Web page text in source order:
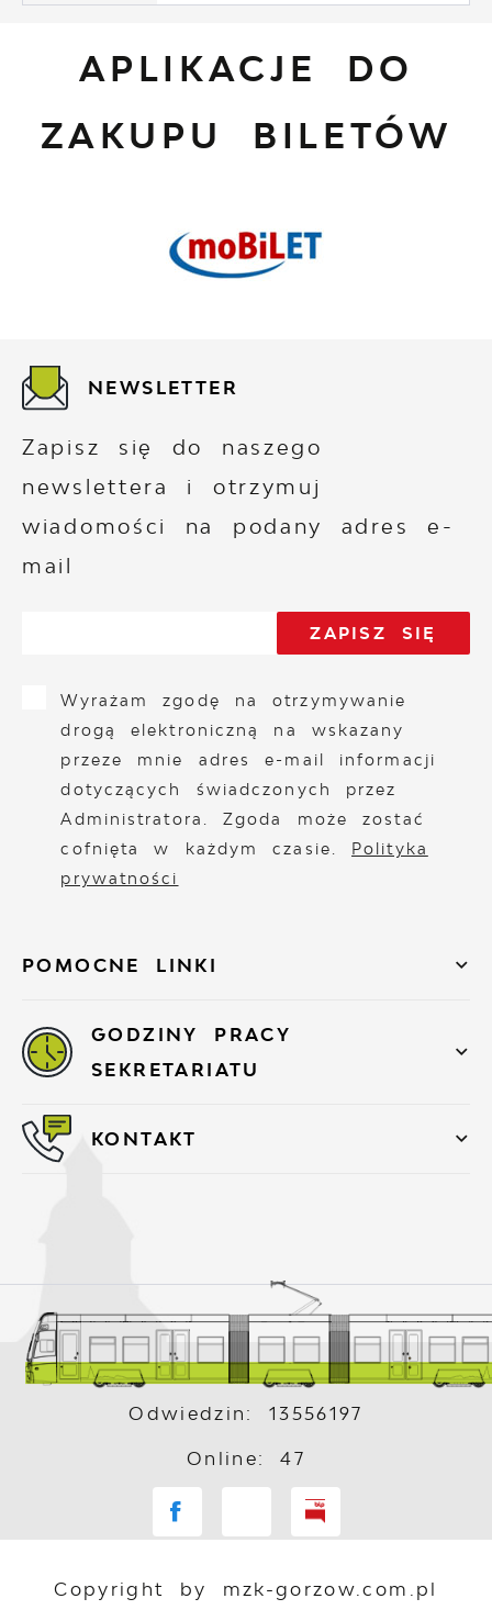
APLIKACJE DO
ZAKUPU BILETÓW
POMOCNE LINKI
NEWSLETTER
Zapisz się do naszego
newslettera i otrzymuj
wiadomości na podany adres e-
mail
Wyrażam zgodę na otrzymywanie
drogą elektroniczną na wskazany
przeze mnie adres e-mail informacji
dotyczących świadczonych przez
Administratora. Zgoda może zostać
cofnięta w każdym czasie. Polityka
prywatności
GODZINY PRACY
SEKRETARIATU
KONTAKT
Odwiedzin: 13556197
Online: 47
Copyright by mzk-gorzow.com.pl